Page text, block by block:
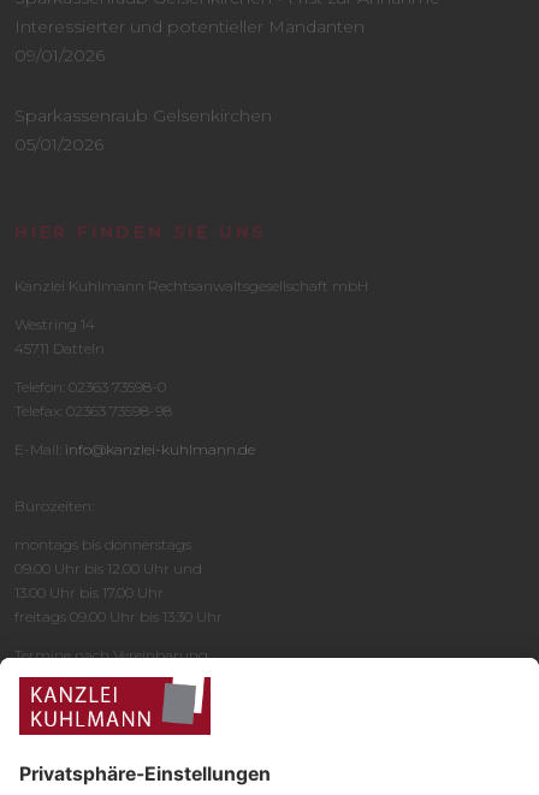
Interessierter und potentieller Mandanten
09/01/2026
Sparkassenraub Gelsenkirchen
05/01/2026
HIER FINDEN SIE UNS
Kanzlei Kuhlmann Rechtsanwaltsgesellschaft mbH
Westring 14
45711 Datteln
Telefon: 02363 73598-0
Telefax: 02363 73598-98
E-Mail: info@kanzlei-kuhlmann.de
Bürozeiten:
montags bis donnerstags
09.00 Uhr bis 12.00 Uhr und
13.00 Uhr bis 17.00 Uhr
freitags 09.00 Uhr bis 13:30 Uhr
Termine nach Vereinbarung